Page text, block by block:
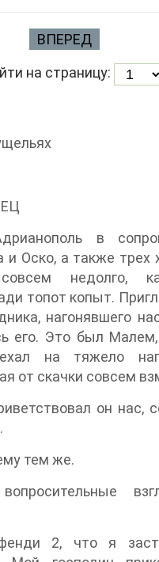
ВПЕРЕД
на страницу:
в
и Оско, а также трех
недолго,
топот копыт.
нагонявшего
его. Это был Малем,
на тяжело
от скачки совсем
он нас,
тем же.
вас